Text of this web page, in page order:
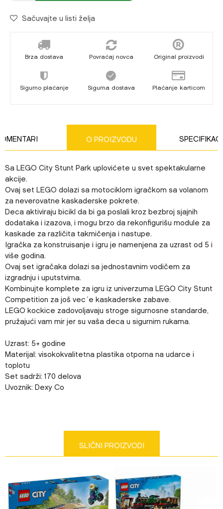
Sačuvajte u listi želja
Brza dostava Povraćaj novca Original proizvodi
Sigurno plaćanje Sigurna dostava Plaćanje karticom
O PROIZVODU
Sa LEGO City Stunt Park uplovićete u svet spektakularne
akcije.
Ovaj set LEGO dolazi sa motociklom igračkom sa volanom
za neverovatne kaskaderske pokrete.
Deca aktiviraju bicikl da bi ga poslali kroz bezbroj sjajnih
dodataka i izazova, i mogu brzo da rekonfigurišu module za
kaskade za različita takmičenja i nastupe.
Igračka za konstruisanje i igru je namenjena za uzrast od 5 i
više godina.
Ovaj set igračaka dolazi sa jednostavnim vodičem za
izgradnju i uputstvima.
Kombinujte komplete za igru iz univerzuma LEGO City Stunt
Competition za još vec´e kaskaderske zabave.
LEGO kockice zadovoljavaju stroge sigurnosne standarde,
pružajući vam mir jer su vaša deca u sigurnim rukama.
Uzrast: 5+ godine
Materijal: visokokvalitetna plastika otporna na udarce i
toplotu
Set sadrži: 170 delova
Uvoznik: Dexy Co
Poruka
Pol
DEČACI
4-6 GODINA
Brend
LEGO
SLIČNI PROIZVODI